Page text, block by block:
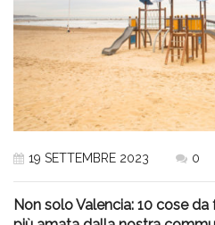
19 SETTEMBRE 2023 0
Non solo Valencia: 10 cose